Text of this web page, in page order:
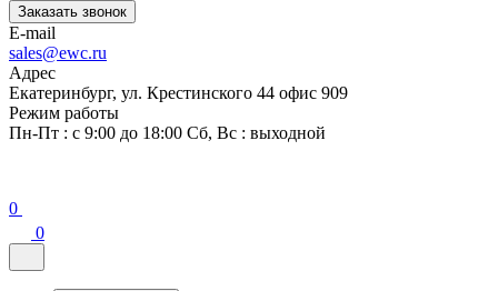
Заказать звонок
E-mail
sales@ewc.ru
Адрес
Екатеринбург, ул. Крестинского 44 офис 909
Режим работы
Пн-Пт : с 9:00 до 18:00 Сб, Вс : выходной
0
0